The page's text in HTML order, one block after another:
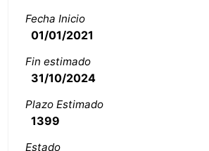
Fecha Inicio
01/01/2021
Fin estimado
31/10/2024
Plazo Estimado
1399
Estado